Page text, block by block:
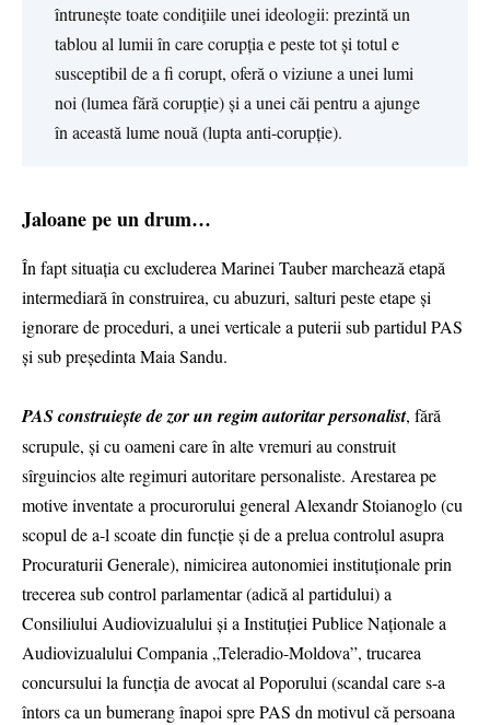
întrunește toate condițiile unei ideologii: prezintă un
tablou al lumii în care corupția e peste tot și totul e
susceptibil de a fi corupt, oferă o viziune a unei lumi
noi (lumea fără corupție) și a unei căi pentru a ajunge
în această lume nouă (lupta anti-corupție).
Jaloane pe un drum…
În fapt situația cu excluderea Marinei Tauber marchează etapă
intermediară în construirea, cu abuzuri, salturi peste etape și
ignorare de proceduri, a unei verticale a puterii sub partidul PAS
și sub președinta Maia Sandu.
PAS construiește de zor un regim autoritar personalist, fără
scrupule, și cu oameni care în alte vremuri au construit
sîrguincios alte regimuri autoritare personaliste. Arestarea pe
motive inventate a procurorului general Alexandr Stoianoglo (cu
scopul de a-l scoate din funcție și de a prelua controlul asupra
Procuraturii Generale), nimicirea autonomiei instituționale prin
trecerea sub control parlamentar (adică al partidului) a
Consiliului Audiovizualului și a Instituţiei Publice Naţionale a
Audiovizualului Compania „Teleradio-Moldova”, trucarea
concursului la funcția de avocat al Poporului (scandal care s-a
întors ca un bumerang înapoi spre PAS dn motivul că persoana